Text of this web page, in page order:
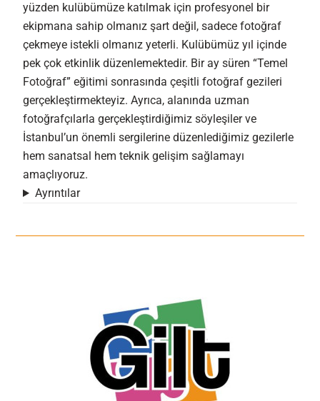
yüzden kulübümüze katılmak için profesyonel bir
ekipmana sahip olmanız şart değil, sadece fotoğraf
çekmeye istekli olmanız yeterli. Kulübümüz yıl içinde
pek çok etkinlik düzenlemektedir. Bir ay süren “Temel
Fotoğraf” eğitimi sonrasında çeşitli fotoğraf gezileri
gerçekleştirmekteyiz. Ayrıca, alanında uzman
fotoğrafçılarla gerçekleştirdiğimiz söyleşiler ve
İstanbul’un önemli sergilerine düzenlediğimiz gezilerle
hem sanatsal hem teknik gelişim sağlamayı
amaçlıyoruz.
Ayrıntılar